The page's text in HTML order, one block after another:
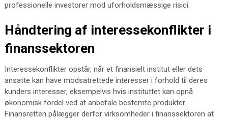
professionelle investorer mod uforholdsmæssige risici.
Håndtering af interessekonflikter i
finanssektoren
Interessekonflikter opstår, når et finansielt institut eller dets
ansatte kan have modsatrettede interesser i forhold til deres
kunders interesser, eksempelvis hvis instituttet kan opnå
økonomisk fordel ved at anbefale bestemte produkter.
Finansretten pålægger derfor virksomheder i finanssektoren at